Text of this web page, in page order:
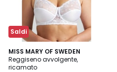
Saldi
MISS MARY OF SWEDEN
Reggiseno avvolgente,
ricamato
4,3
/ 5
2
Colori